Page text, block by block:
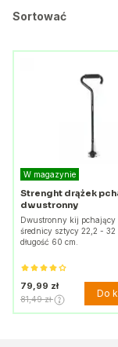
Sortować
W magazynie
Strenght drążek
dwustronny
Dwustronny kij pchający
średnicy sztycy 22,2 - 32
długość 60 cm.
79,99 zł
81,49 zł Do